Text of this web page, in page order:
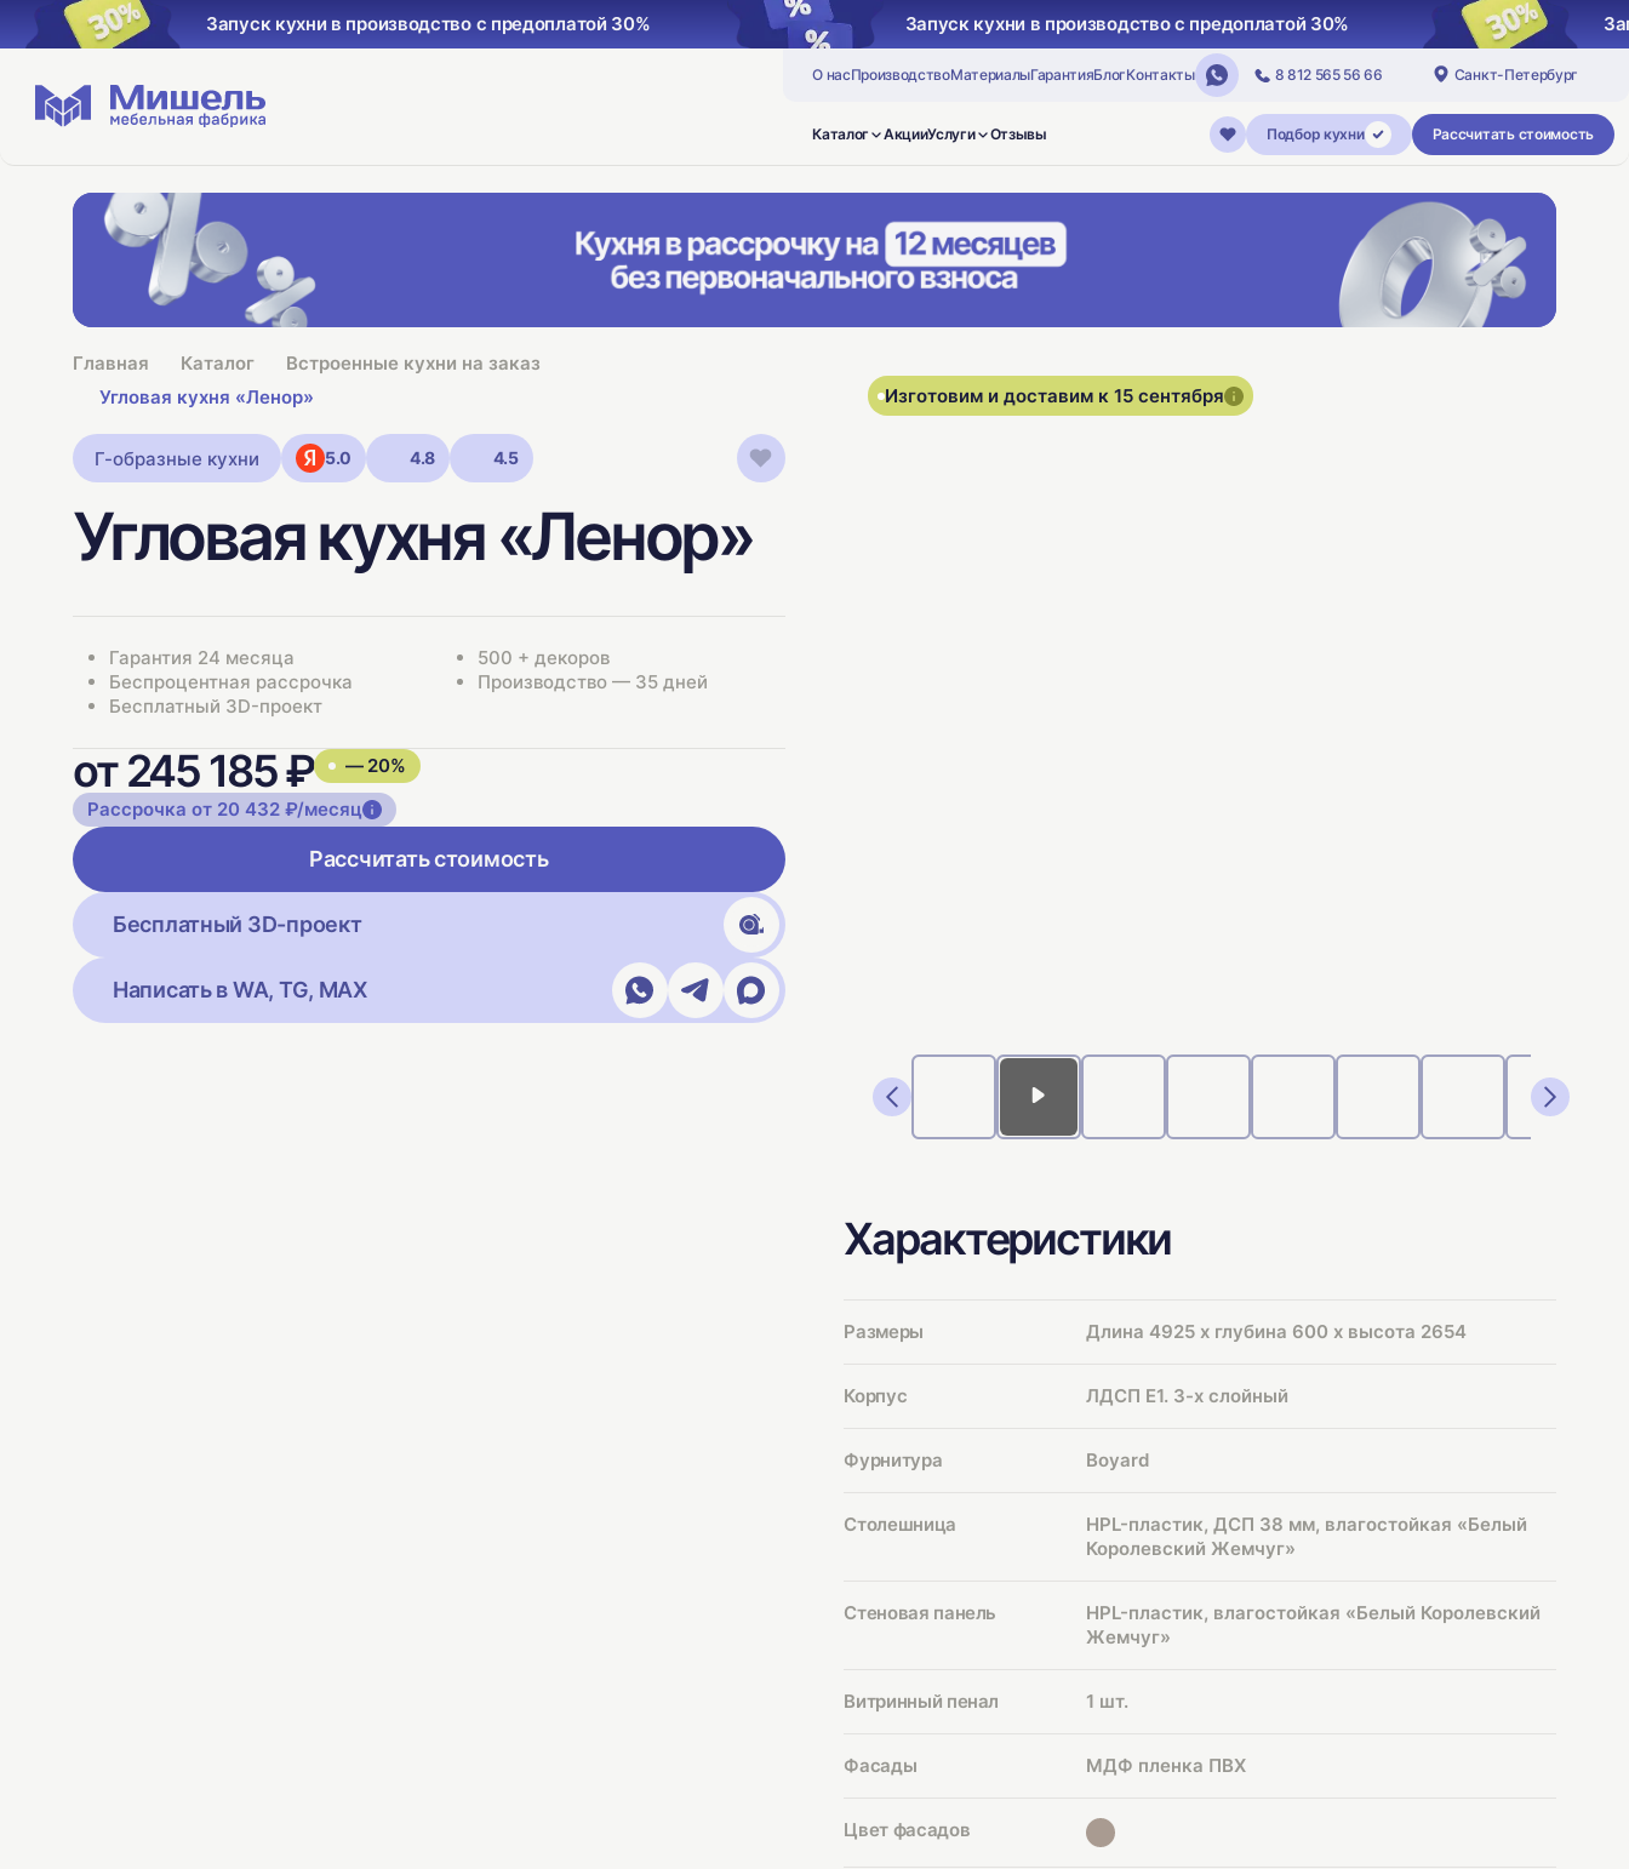
Запуск кухни в производство с предоплатой 30% Запуск кухни в производство с предоплатой 30%
О насПроизводствоМатериалыГарантияБлогКонтакты 8 812 565 56 66 Санкт-Петербург
Каталог АкцииУслуги Отзывы Подбор кухни Рассчитать стоимость
Главная Каталог
Встроенные кухни на заказ
Угловая кухня «Ленор»
Г-образные кухни 5.0 4.8 4.5
Угловая кухня «Ленор»
Гарантия 24 месяца
500 + декоров
Беспроцентная рассрочка
Производство — 35 дней
Бесплатный 3D-проект
от 245 185 ₽
— 20%
Рассрочка от 20 432 ₽/месяц
Рассчитать стоимость
Бесплатный 3D-проект
Написать в WA, TG, MAX
Изготовим и доставим к 15 сентября
Характеристики
Размеры Длина 4925 х глубина 600 х высота 2654
Корпус ЛДСП Е1. 3-х слойный
Фурнитура Boyard
Столешница
HPL-пластик, ДСП 38 мм, влагостойкая «Белый
Королевский Жемчуг»
Стеновая панель
HPL-пластик, влагостойкая «Белый Королевский
Жемчуг»
Витринный пенал 1 шт.
Фасады МДФ пленка ПВХ
Цвет фасадов